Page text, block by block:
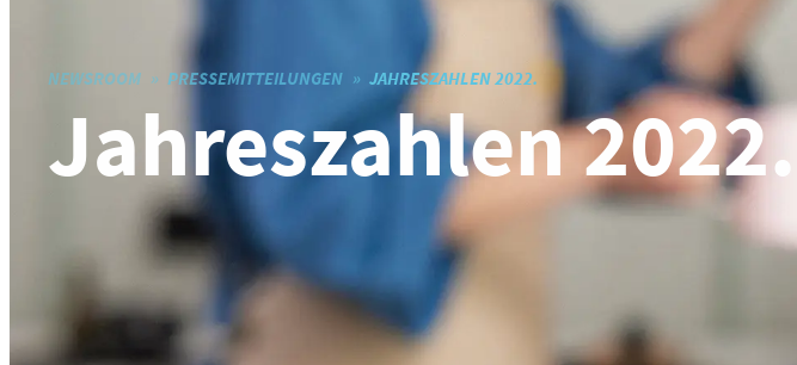
NEWSROOM PRESSEMITTEILUNGEN JAHRESZAHLEN 2022.
Jahreszahlen 2022.